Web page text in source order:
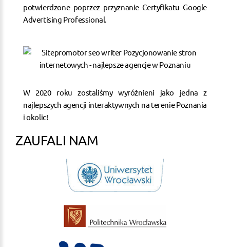
potwierdzone poprzez przyznanie Certyfikatu Google
Advertising Professional.
W 2020 roku zostaliśmy wyróżnieni jako jedna z
najlepszych agencji interaktywnych na terenie Poznania
i okolic!
ZAUFALI NAM